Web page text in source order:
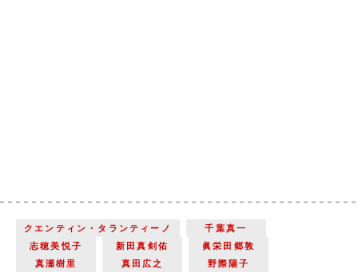
クエンティン・タランティーノ
千葉真一
志穂美悦子
新田真剣佑
眞栄田郷敦
真瀬樹里
真田広之 野際陽子